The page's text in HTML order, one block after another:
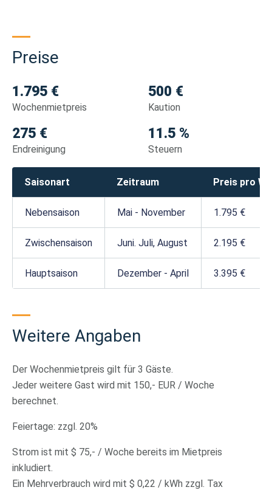
Preise
1.795 €
Wochenmietpreis
500 €
Kaution
275 €
Endreinigung
11.5 %
Steuern
Saisonart Zeitraum Preis pro
Nebensaison Mai - November 1.795 €
Zwischensaison Juni. Juli, August 2.195 €
Hauptsaison Dezember - April 3.395 €
Weitere Angaben
Der Wochenmietpreis gilt für 3 Gäste.
Jeder weitere Gast wird mit 150,- EUR / Woche
berechnet.
Feiertage: zzgl. 20%
Strom ist mit $ 75,- / Woche bereits im Mietpreis
inkludiert.
Ein Mehrverbrauch wird mit $ 0,22 / kWh zzgl. Tax